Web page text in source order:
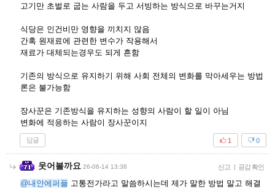
고기만 초벌로 굽는 사람을 두고 서빙하는 방식으로 바꾸는거지
식당은 인건비만 영향을 끼치지 않음
간혹 원재료에 관련한 변수가 작용해서
재료가 대체되는경우도 되게 흔함
기존의 방식으로 유지하기 위해 사회 전체의 변화를 막아세우는 방법
론은 불가능함
장사꾼은 기존방식을 유지하는 성향의 사람이 할 일이 아님
변화에 적응하는 사람이 장사꾼이지
답글 0
1
웃어볼까요 26-06-14 13:38 신고 공감 확인
@내안에퍼플 고통전가라고 말씀하시는데 제가 말한 방법 말고 해결